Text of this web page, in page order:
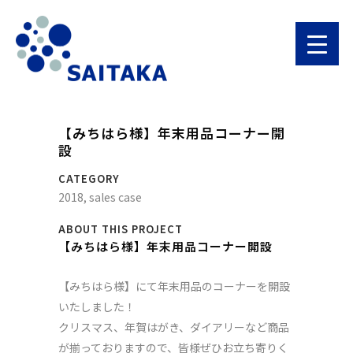
【みちはら様】年末用品コーナー開
設
CATEGORY
2018, sales case
ABOUT THIS PROJECT
【みちはら様】年末用品コーナー開設
【みちはら様】にて年末用品のコーナーを開設
いたしました！
クリスマス、年賀はがき、ダイアリーなど商品
が揃っておりますので、皆様ぜひお立ち寄りく